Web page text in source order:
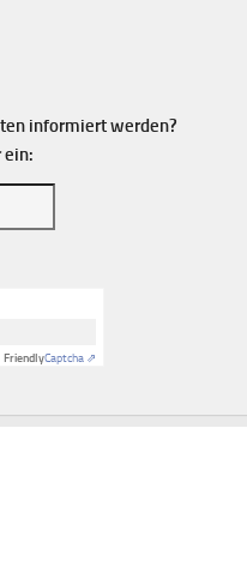
informiert werden?
ein:
FriendlyCaptcha ⇗